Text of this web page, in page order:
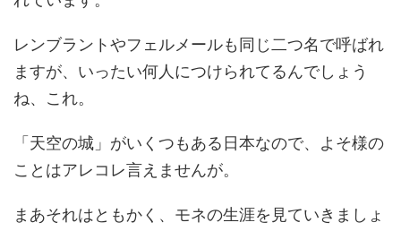
レンブラントやフェルメールも同じ二つ名で呼ばれ
ますが、いったい何人につけられてるんでしょう
ね、これ。
「天空の城」がいくつもある日本なので、よそ様の
ことはアレコレ言えませんが。
まあそれはともかく、モネの生涯を見ていきましょ